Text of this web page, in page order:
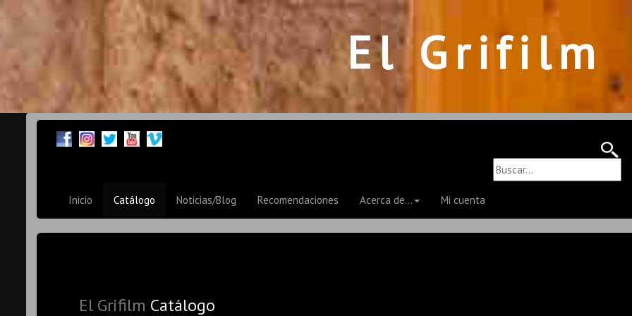
El Grifilm
Inicio Catálogo Noticias/Blog Recomendaciones Acerca de... Mi cuenta
El Grifilm Catálogo